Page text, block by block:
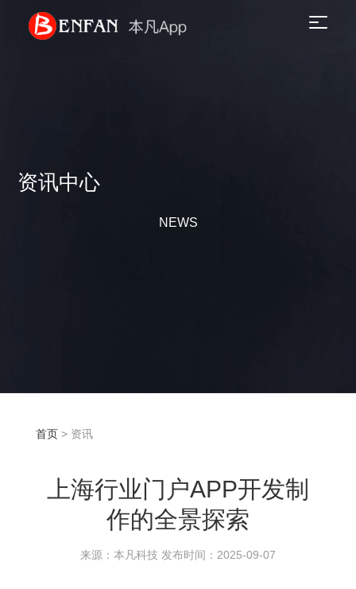
资讯中心
NEWS
首页> 资讯
上海行业门户APP开发制
作的全景探索
来源：本凡科技 发布时间：2025-09-07